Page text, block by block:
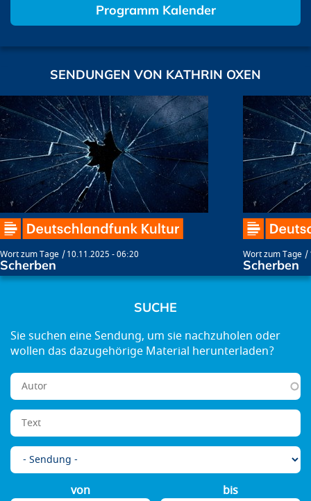
Programm Kalender
SENDUNGEN VON KATHRIN OXEN
Wort zum Tage 10.11.2025 - 06:20
Scherben
Wort zum Tage
Scherben
SUCHE
von bis